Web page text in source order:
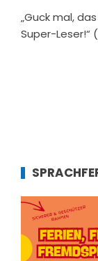
„Guck mal,
Super-Leser!“